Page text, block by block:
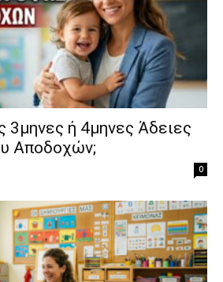
3μηνες ή 4μηνες Άδειες
Αποδοχών;
0